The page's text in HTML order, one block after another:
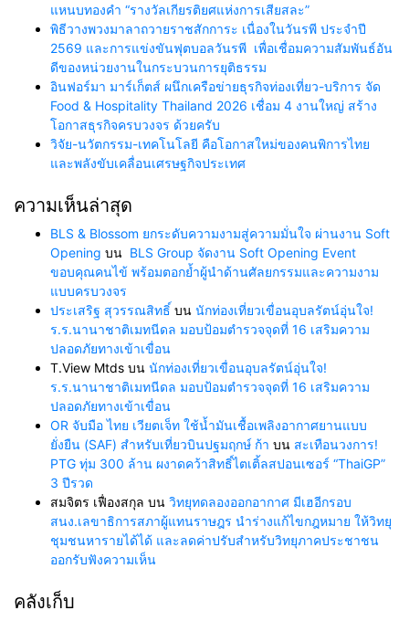
แหนบทองคำ “รางวัลเกียรติยศแห่งการเสียสละ”
พิธีวางพวงมาลาถวายราชสักการะ เนื่องในวันรพี ประจำปี
2569 และการแข่งขันฟุตบอลวันรพี เพื่อเชื่อมความสัมพันธ์อัน
ดีของหน่วยงานในกระบวนการยุติธรรม
อินฟอร์มา มาร์เก็ตส์ ผนึกเครือข่ายธุรกิจท่องเที่ยว-บริการ จัด
Food & Hospitality Thailand 2026 เชื่อม 4 งานใหญ่ สร้าง
โอกาสธุรกิจครบวงจร ด้วยครับ
วิจัย-นวัตกรรม-เทคโนโลยี คือโอกาสใหม่ของคนพิการไทย
และพลังขับเคลื่อนเศรษฐกิจประเทศ
ความเห็นล่าสุด
BLS & Blossom ยกระดับความงามสู่ความมั่นใจ ผ่านงาน Soft
Opening บน BLS Group จัดงาน Soft Opening Event
ขอบคุณคนไข้ พร้อมตอกย้ำผู้นำด้านศัลยกรรมและความงาม
แบบครบวงจร
ประเสริฐ สุวรรณสิทธิ์ บน นักท่องเที่ยวเขื่อนอุบลรัตน์อุ่นใจ!
ร.ร.นานาชาติเมทนีดล มอบป้อมตำรวจจุดที่ 16 เสริมความ
ปลอดภัยทางเข้าเขื่อน
T.View Mtds บน นักท่องเที่ยวเขื่อนอุบลรัตน์อุ่นใจ!
ร.ร.นานาชาติเมทนีดล มอบป้อมตำรวจจุดที่ 16 เสริมความ
ปลอดภัยทางเข้าเขื่อน
OR จับมือ ไทย เวียตเจ็ท ใช้น้ำมันเชื้อเพลิงอากาศยานแบบ
ยั่งยืน (SAF) สำหรับเที่ยวบินปฐมฤกษ์ ก้า บน สะเทือนวงการ!
PTG ทุ่ม 300 ล้าน ผงาดคว้าสิทธิ์ไตเติ้ลสปอนเซอร์ “ThaiGP”
3 ปีรวด
สมจิตร เฟื่องสกุล บน วิทยุทดลองออกอากาศ มีเฮอีกรอบ
สนง.เลขาธิการสภาผู้แทนราษฎร นำร่างแก้ไขกฎหมาย ให้วิทยุ
ชุมชนหารายได้ได้ และลดค่าปรับสำหรับวิทยุภาคประชาชน
ออกรับฟังความเห็น
คลังเก็บ